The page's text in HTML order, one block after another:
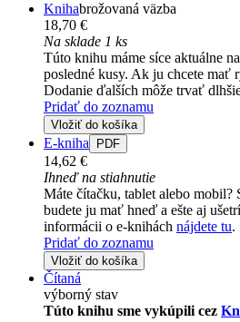
Knihabrožovaná väzba
18,70 €
Na sklade 1 ks
Túto knihu máme síce aktuálne
posledné kusy. Ak ju chcete mať
Dodanie ďalších môže trvať
Pridať do zoznamu
Vložiť do košíka
E-kniha PDF
14,62 €
Ihneď na stiahnutie
Máte čítačku, tablet alebo mobil?
budete ju mať hneď a ešte aj
informácii o e-knihách nájdete tu.
Pridať do zoznamu
Vložiť do košíka
Čítaná
výborný stav
Túto knihu sme vykúpili cez